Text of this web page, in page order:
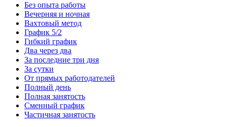
Без опыта работы
Вечерняя и ночная
Вахтовый метод
График 5/2
Гибкий график
Два через два
За последние три дня
За сутки
От прямых работодателей
Полный день
Полная занятость
Сменный график
Частичная занятость